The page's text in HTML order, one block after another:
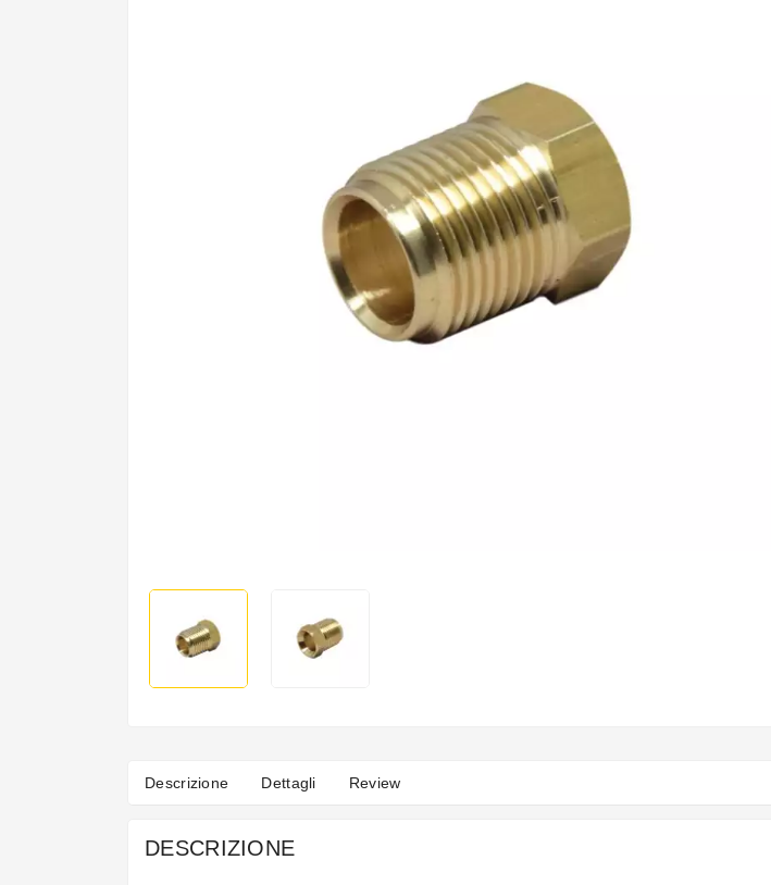
Descrizione Dettagli Review
DESCRIZIONE